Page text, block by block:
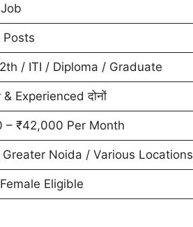
Posts
/ ITI / Diploma / Graduate
Experienced दोनों
– ₹42,000 Per Month
Noida / Various Locations
Eligible